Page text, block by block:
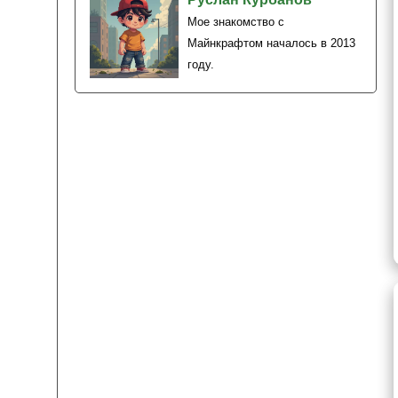
Мое знакомство с
Майнкрафтом началось в 2013
году.